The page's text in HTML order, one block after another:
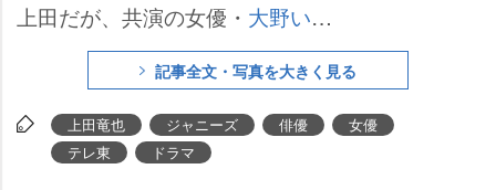
上田だが、共演の女優・ 大野いと
が「お話していて、7、8割は笑
顔。ずっと笑顔でそこが驚きとい
うか、私は小学生のときからテレ
ビや雑誌で拝見していたので意外
記事全文・写真を大きく見る
上田竜也 ジャニーズ 俳優
女優
テレ東
ドラマ